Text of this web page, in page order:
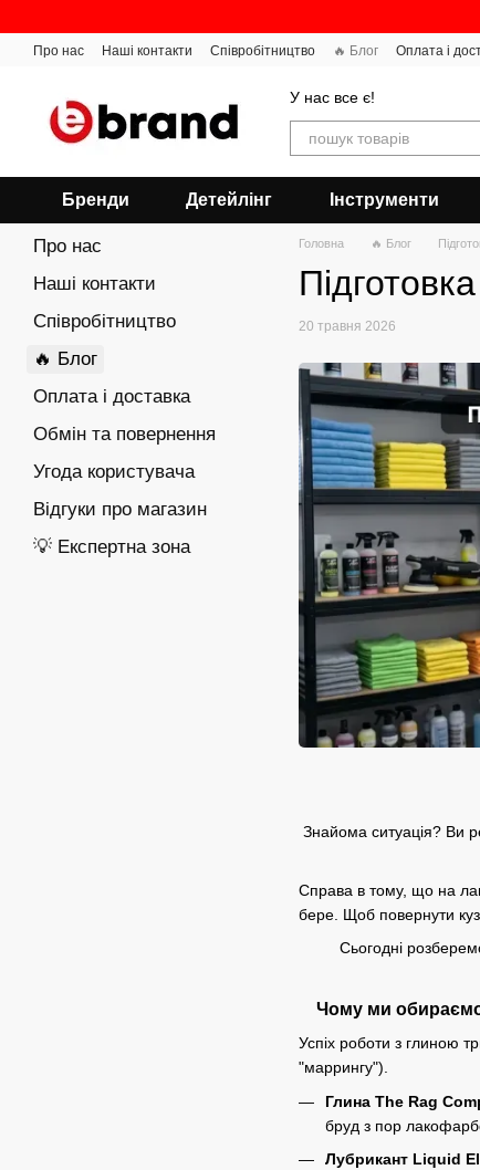
Про нас Наші контакти Співробітництво 🔥 Блог Оплата і
У нас все є!
Бренди Детейлінг Інструменти
Головна 🔥 Блог
20 травня 2026
Знайома ситуація? Ви
Справа в тому, що на
бере. Щоб повернути
Сьогодні
Чому ми
Успіх роботи з глиною
"маррингу").
Глина The Rag
бруд з пор
Лубрикант Liquid
Про нас
Наші контакти
Співробітництво
🔥 Блог
Оплата і доставка
Обмін та повернення
Угода користувача
Відгуки про магазин
💡 Експертна зона